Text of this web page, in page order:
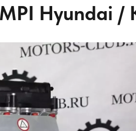
Hyundai /